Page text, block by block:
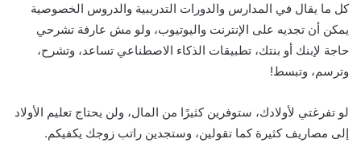
كل ما يقال في المدارس والدورات التدريبية والدروس الخصوصية
يمكن أن تجديه على الإنترنت واليوتيوب، ولو مش عارفة تشرحي
حاجة لإبنك أو بنتك، تطبيقات الذكاء الاصطناعي تساعد، وتشرح،
وترسم، وتبسط!
لو تفرغتي لأولادك، ستوفرين كثيرًا من المال، ولن يحتاج تعليم الأولاد
إلى مصاريف كثيرة كما تقولين، وستجدين راتب زوجك يكفيكم.